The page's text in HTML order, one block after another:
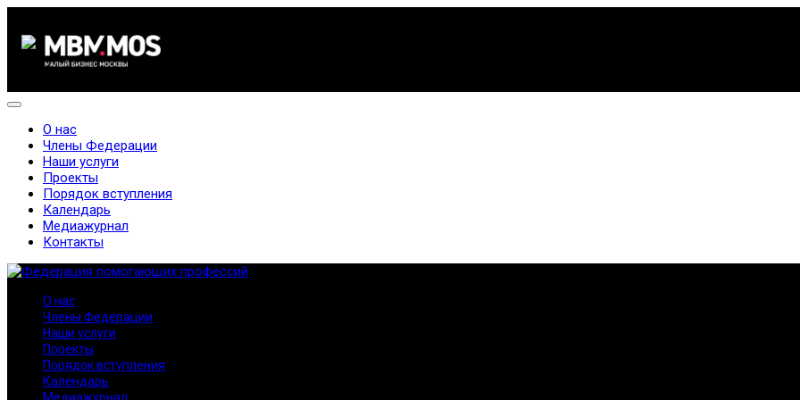
О нас
Члены Федерации
Наши услуги
Проекты
Порядок вступления
Календарь
Медиажурнал
Контакты
О нас
Члены Федерации
Наши услуги
Проекты
Порядок вступления
Календарь